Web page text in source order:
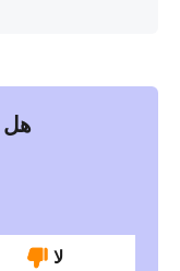
هل
لا